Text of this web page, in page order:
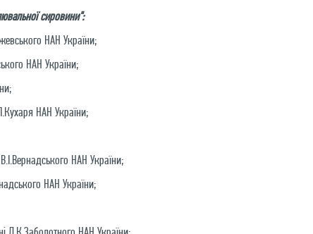
сировини":
НАН України;
НАН України;
НАН України;
В.І.Вернадського НАН України;
НАН України;